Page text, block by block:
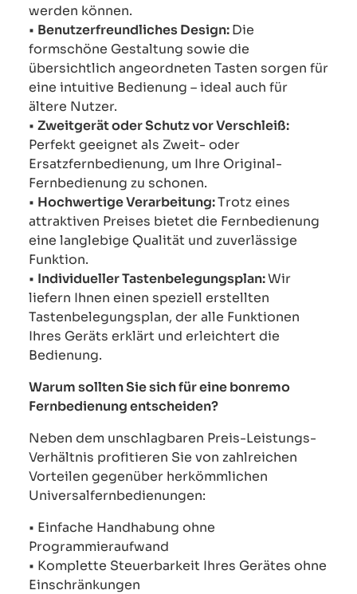
werden können.
• Benutzerfreundliches Design:Die
formschöne Gestaltung sowie die
übersichtlich angeordneten Tasten sorgen für
eine intuitive Bedienung – ideal auch für
ältere Nutzer.
• Zweitgerät oder Schutz vor Verschleiß:
Perfekt geeignet als Zweit- oder
Ersatzfernbedienung, um Ihre Original-
Fernbedienung zu schonen.
• Hochwertige Verarbeitung:Trotz eines
attraktiven Preises bietet die Fernbedienung
eine langlebige Qualität und zuverlässige
Funktion.
• Individueller Tastenbelegungsplan:Wir
liefern Ihnen einen speziell erstellten
Tastenbelegungsplan, der alle Funktionen
Ihres Geräts erklärt und erleichtert die
Bedienung.
Warum sollten Sie sich für eine bonremo
Fernbedienung entscheiden?
Neben dem unschlagbaren Preis-Leistungs-
Verhältnis profitieren Sie von zahlreichen
Vorteilen gegenüber herkömmlichen
Universalfernbedienungen:
• Einfache Handhabung ohne
Programmieraufwand
• Komplette Steuerbarkeit Ihres Gerätes ohne
Einschränkungen